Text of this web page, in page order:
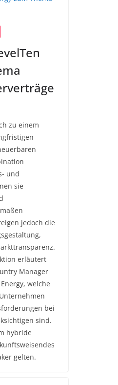
zu einem
und
sie
jedoch die
erläutert
Manager
welche
bei
sind.
hybride
gelten.